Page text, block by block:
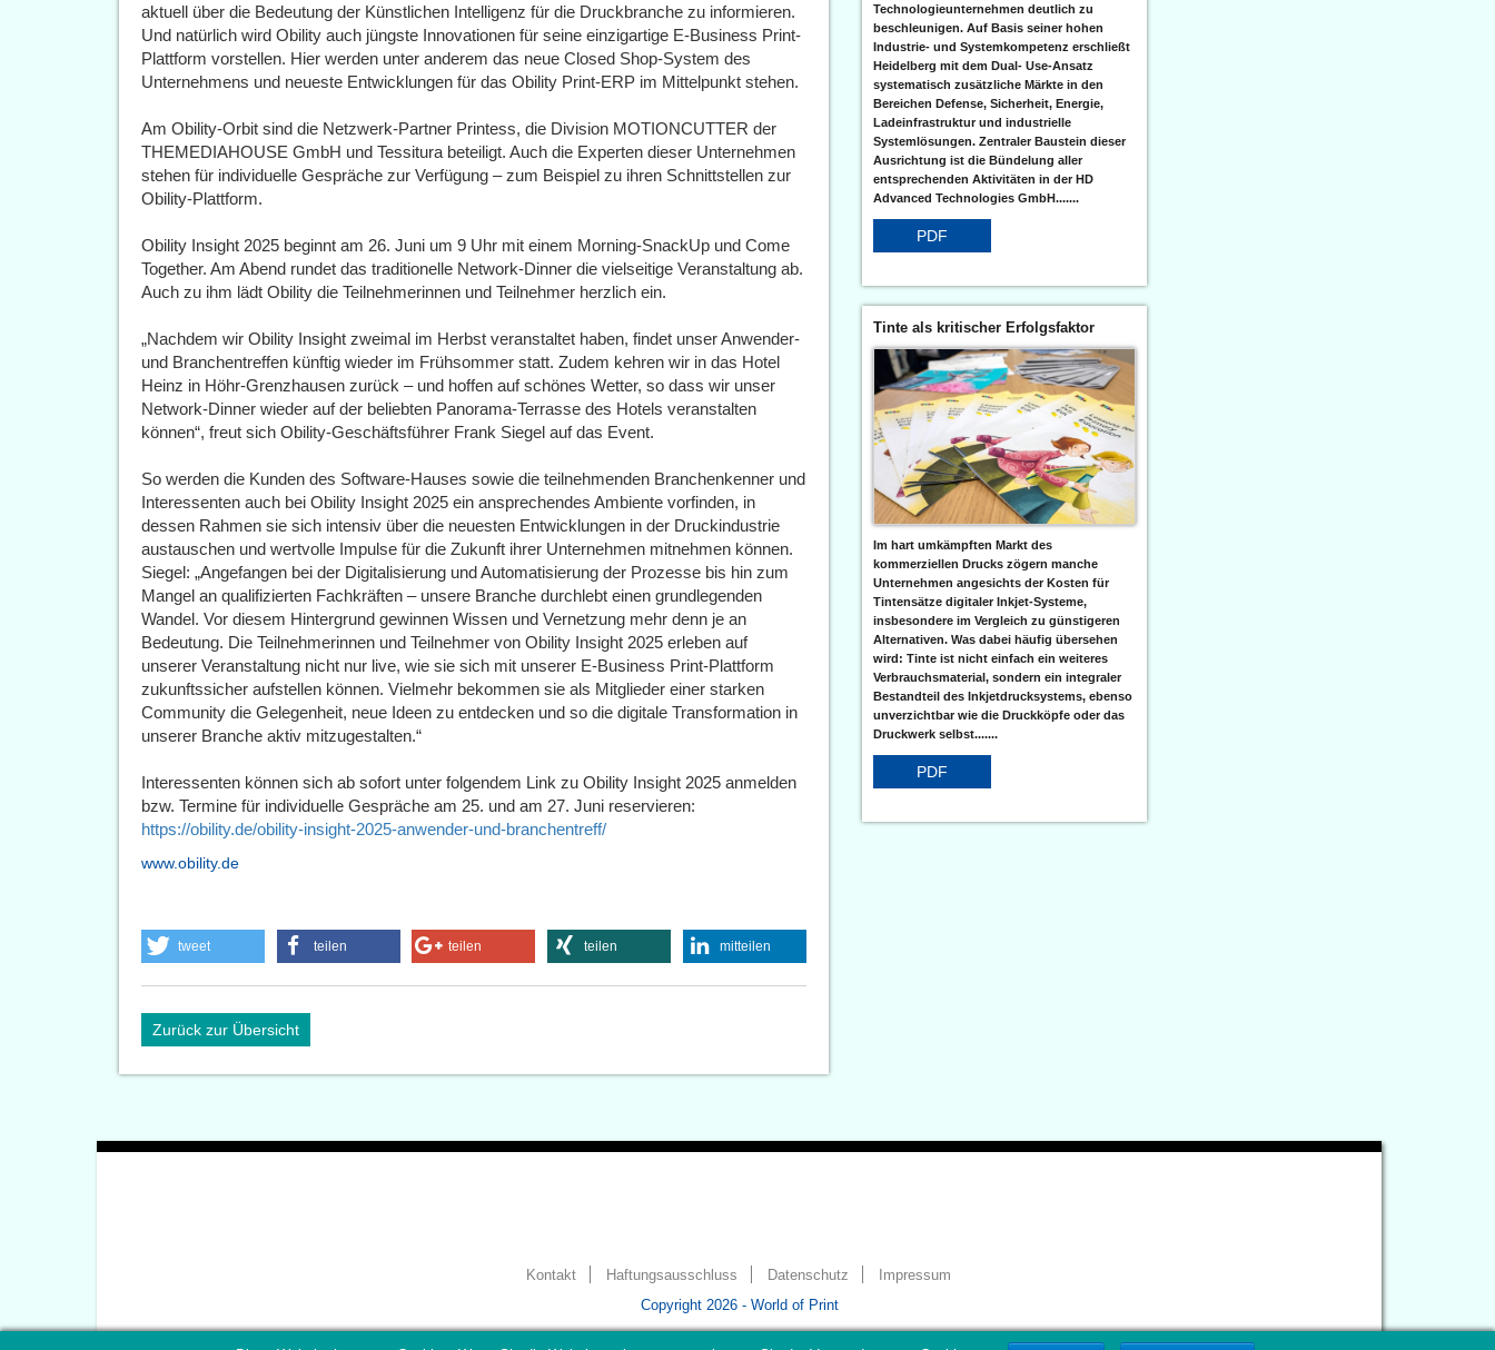
aktuell über die Bedeutung der Künstlichen Intelligenz für die Druckbranche zu informieren.
Und natürlich wird Obility auch jüngste Innovationen für seine einzigartige E-Business Print-
Plattform vorstellen. Hier werden unter anderem das neue Closed Shop-System des
Unternehmens und neueste Entwicklungen für das Obility Print-ERP im Mittelpunkt stehen.
Am Obility-Orbit sind die Netzwerk-Partner Printess, die Division MOTIONCUTTER der
THEMEDIAHOUSE GmbH und Tessitura beteiligt. Auch die Experten dieser Unternehmen
stehen für individuelle Gespräche zur Verfügung – zum Beispiel zu ihren Schnittstellen zur
Obility-Plattform.
Obility Insight 2025 beginnt am 26. Juni um 9 Uhr mit einem Morning-SnackUp und Come
Together. Am Abend rundet das traditionelle Network-Dinner die vielseitige Veranstaltung ab.
Auch zu ihm lädt Obility die Teilnehmerinnen und Teilnehmer herzlich ein.
„Nachdem wir Obility Insight zweimal im Herbst veranstaltet haben, findet unser Anwender-
und Branchentreffen künftig wieder im Frühsommer statt. Zudem kehren wir in das Hotel
Heinz in Höhr-Grenzhausen zurück – und hoffen auf schönes Wetter, so dass wir unser
Network-Dinner wieder auf der beliebten Panorama-Terrasse des Hotels veranstalten
können“, freut sich Obility-Geschäftsführer Frank Siegel auf das Event.
So werden die Kunden des Software-Hauses sowie die teilnehmenden Branchenkenner und
Interessenten auch bei Obility Insight 2025 ein ansprechendes Ambiente vorfinden, in
dessen Rahmen sie sich intensiv über die neuesten Entwicklungen in der Druckindustrie
austauschen und wertvolle Impulse für die Zukunft ihrer Unternehmen mitnehmen können.
Siegel: „Angefangen bei der Digitalisierung und Automatisierung der Prozesse bis hin zum
Mangel an qualifizierten Fachkräften – unsere Branche durchlebt einen grundlegenden
Wandel. Vor diesem Hintergrund gewinnen Wissen und Vernetzung mehr denn je an
Bedeutung. Die Teilnehmerinnen und Teilnehmer von Obility Insight 2025 erleben auf
unserer Veranstaltung nicht nur live, wie sie sich mit unserer E-Business Print-Plattform
zukunftssicher aufstellen können. Vielmehr bekommen sie als Mitglieder einer starken
Community die Gelegenheit, neue Ideen zu entdecken und so die digitale Transformation in
unserer Branche aktiv mitzugestalten.“
Interessenten können sich ab sofort unter folgendem Link zu Obility Insight 2025 anmelden
bzw. Termine für individuelle Gespräche am 25. und am 27. Juni reservieren:
https://obility.de/obility-insight-2025-anwender-und-branchentreff/
www.obility.de
tweet teilen teilen teilen mitteilen
Zurück zur Übersicht
Technologieunternehmen deutlich zu
beschleunigen. Auf Basis seiner hohen
Industrie- und Systemkompetenz erschließt
Heidelberg mit dem Dual- Use-Ansatz
systematisch zusätzliche Märkte in den
Bereichen Defense, Sicherheit, Energie,
Ladeinfrastruktur und industrielle
Systemlösungen. Zentraler Baustein dieser
Ausrichtung ist die Bündelung aller
entsprechenden Aktivitäten in der HD
Advanced Technologies GmbH.......
PDF
Tinte als kritischer Erfolgsfaktor
Im hart umkämpften Markt des
kommerziellen Drucks zögern manche
Unternehmen angesichts der Kosten für
Tintensätze digitaler Inkjet-Systeme,
insbesondere im Vergleich zu günstigeren
Alternativen. Was dabei häufig übersehen
wird: Tinte ist nicht einfach ein weiteres
Verbrauchsmaterial, sondern ein integraler
Bestandteil des Inkjetdrucksystems, ebenso
unverzichtbar wie die Druckköpfe oder das
Druckwerk selbst.......
PDF
Kontakt Haftungsausschluss Datenschutz
Impressum
Copyright 2026 - World of Print